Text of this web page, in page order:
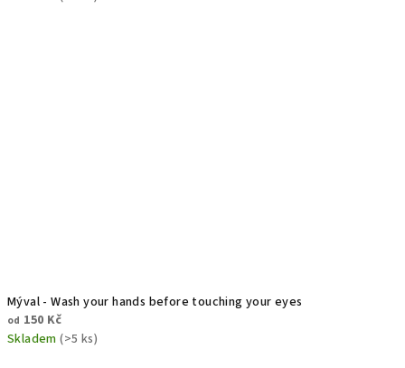
Mýval - Wash your hands before touching your eyes
od 150 Kč
Skladem(>5 ks)